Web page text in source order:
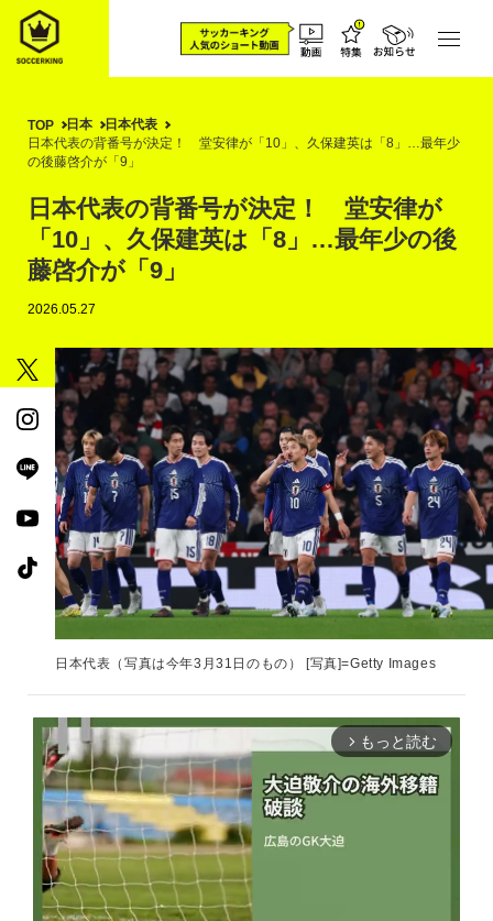
TOP 日本
日本代表
日本代表の背番号が決定！ 堂安律が「10」、久保建英は「8」…最年少
の後藤啓介が「9」
日本代表の背番号が決定！ 堂安律が
「10」、久保建英は「8」…最年少の後
藤啓介が「9」
2026.05.27
日本代表（写真は今年3月31日のもの） [写真]=Getty Images
arrow_forward_ios もっと読む